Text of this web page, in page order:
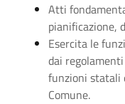
Atti
pianificazione,
Esercita le
dai
funzioni statali
Comune.